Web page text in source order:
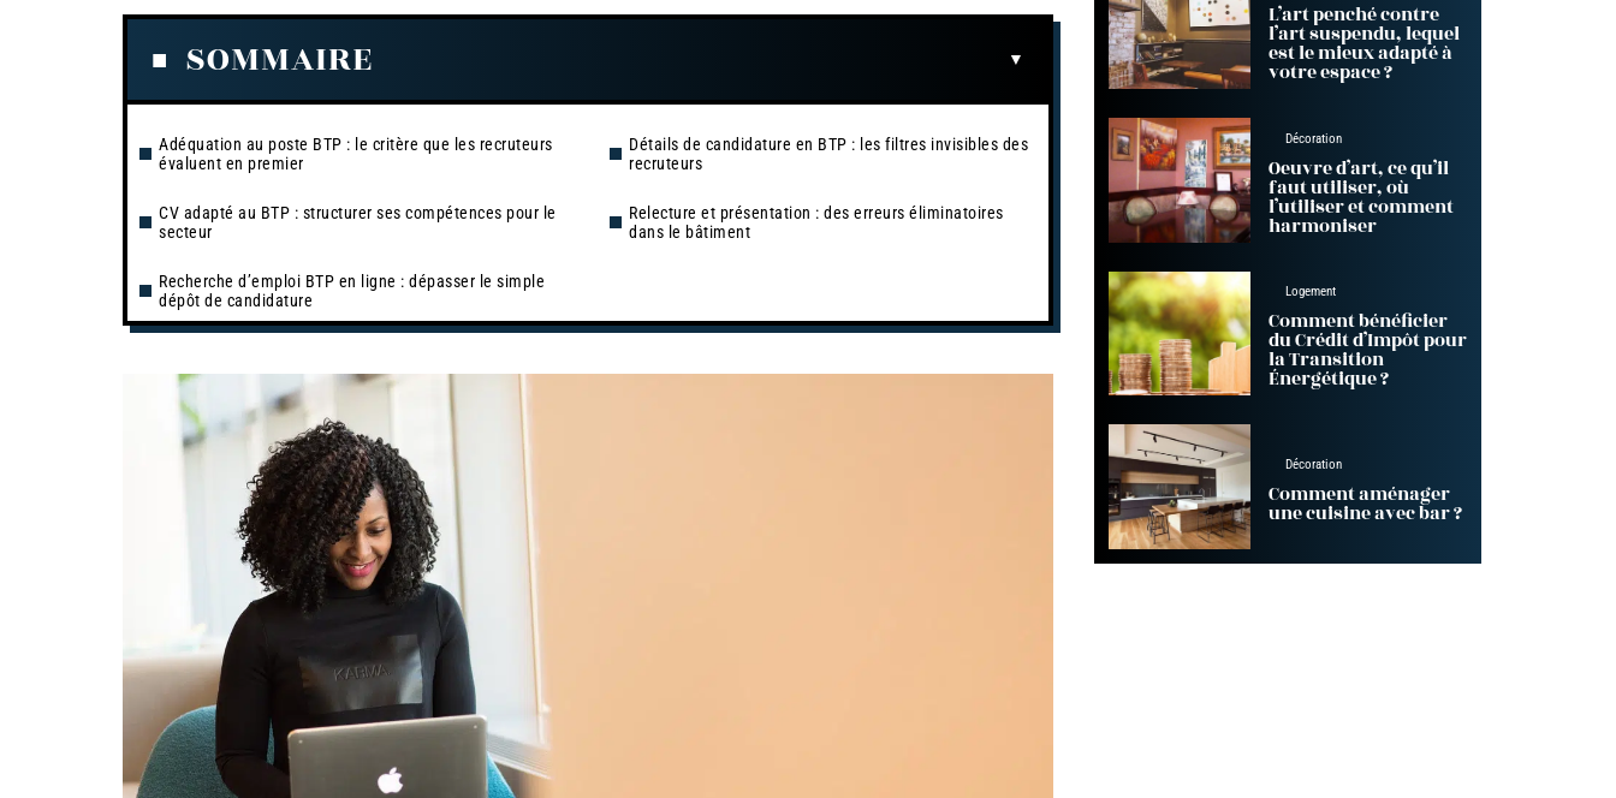
SOMMAIRE
Adéquation au poste BTP : le critère que les recruteurs
évaluent en premier
CV adapté au BTP : structurer ses compétences pour le
secteur
Recherche d’emploi BTP en ligne : dépasser le simple
dépôt de candidature
Détails de candidature en BTP : les filtres invisibles des
recruteurs
Relecture et présentation : des erreurs éliminatoires
dans le bâtiment
L’art penché contre
l’art suspendu, lequel
est le mieux adapté à
votre espace ?
Décoration
Oeuvre d’art, ce qu’il
faut utiliser, où
l’utiliser et comment
harmoniser
Logement
Comment bénéficier
du Crédit d’Impôt pour
la Transition
Énergétique ?
Décoration
Comment aménager
une cuisine avec bar ?